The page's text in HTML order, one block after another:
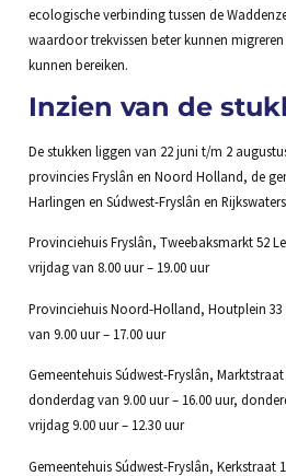
ecologische verbinding tussen de
waardoor trekvissen beter kunnen
kunnen bereiken.
Inzien van de
De stukken liggen van 22 juni t/m 2
provincies Fryslân en Noord Holland, de
Harlingen en Súdwest-Fryslân en
Provinciehuis Fryslân, Tweebaksmarkt 52
vrijdag van 8.00 uur – 19.00 uur
Provinciehuis Noord-Holland, Houtplein
van 9.00 uur – 17.00 uur
Gemeentehuis Súdwest-Fryslân,
donderdag van 9.00 uur – 16.00 uur,
vrijdag 9.00 uur – 12.30 uur
Gemeentehuis Súdwest-Fryslân,